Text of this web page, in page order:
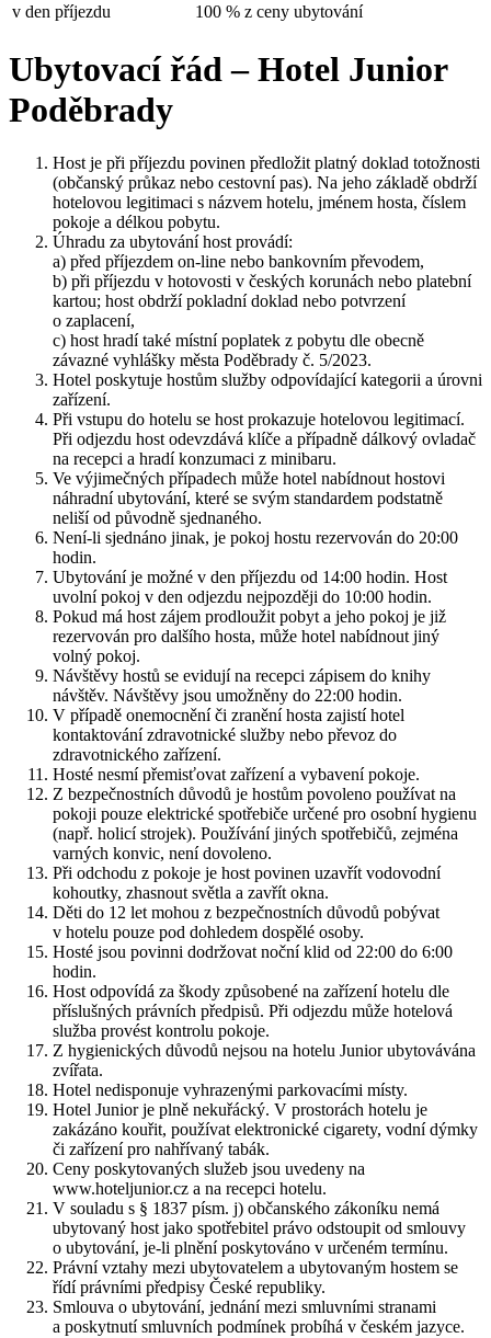
v den příjezdu 100 % z ceny ubytování
Ubytovací řád – Hotel Junior
Poděbrady
Host je při příjezdu povinen předložit platný doklad totožnosti
(občanský průkaz nebo cestovní pas). Na jeho základě obdrží
hotelovou legitimaci s názvem hotelu, jménem hosta, číslem
pokoje a délkou pobytu.
Úhradu za ubytování host provádí:
a) před příjezdem on-line nebo bankovním převodem,
b) při příjezdu v hotovosti v českých korunách nebo platební
kartou; host obdrží pokladní doklad nebo potvrzení
o zaplacení,
c) host hradí také místní poplatek z pobytu dle obecně
závazné vyhlášky města Poděbrady č. 5/2023.
Hotel poskytuje hostům služby odpovídající kategorii a úrovni
zařízení.
Při vstupu do hotelu se host prokazuje hotelovou legitimací.
Při odjezdu host odevzdává klíče a případně dálkový ovladač
na recepci a hradí konzumaci z minibaru.
Ve výjimečných případech může hotel nabídnout hostovi
náhradní ubytování, které se svým standardem podstatně
neliší od původně sjednaného.
Není-li sjednáno jinak, je pokoj hostu rezervován do 20:00
hodin.
Ubytování je možné v den příjezdu od 14:00 hodin. Host
uvolní pokoj v den odjezdu nejpozději do 10:00 hodin.
Pokud má host zájem prodloužit pobyt a jeho pokoj je již
rezervován pro dalšího hosta, může hotel nabídnout jiný
volný pokoj.
Návštěvy hostů se evidují na recepci zápisem do knihy
návštěv. Návštěvy jsou umožněny do 22:00 hodin.
V případě onemocnění či zranění hosta zajistí hotel
kontaktování zdravotnické služby nebo převoz do
zdravotnického zařízení.
Hosté nesmí přemisťovat zařízení a vybavení pokoje.
Z bezpečnostních důvodů je hostům povoleno používat na
pokoji pouze elektrické spotřebiče určené pro osobní hygienu
(např. holicí strojek). Používání jiných spotřebičů, zejména
varných konvic, není dovoleno.
Při odchodu z pokoje je host povinen uzavřít vodovodní
kohoutky, zhasnout světla a zavřít okna.
Děti do 12 let mohou z bezpečnostních důvodů pobývat
v hotelu pouze pod dohledem dospělé osoby.
Hosté jsou povinni dodržovat noční klid od 22:00 do 6:00
hodin.
Host odpovídá za škody způsobené na zařízení hotelu dle
příslušných právních předpisů. Při odjezdu může hotelová
služba provést kontrolu pokoje.
Z hygienických důvodů nejsou na hotelu Junior ubytovávána
zvířata.
Hotel nedisponuje vyhrazenými parkovacími místy.
Hotel Junior je plně nekuřácký. V prostorách hotelu je
zakázáno kouřit, používat elektronické cigarety, vodní dýmky
či zařízení pro nahřívaný tabák.
Ceny poskytovaných služeb jsou uvedeny na
www.hoteljunior.cz a na recepci hotelu.
V souladu s § 1837 písm. j) občanského zákoníku nemá
ubytovaný host jako spotřebitel právo odstoupit od smlouvy
o ubytování, je-li plnění poskytováno v určeném termínu.
Právní vztahy mezi ubytovatelem a ubytovaným hostem se
řídí právními předpisy České republiky.
Smlouva o ubytování, jednání mezi smluvními stranami
a poskytnutí smluvních podmínek probíhá v českém jazyce.